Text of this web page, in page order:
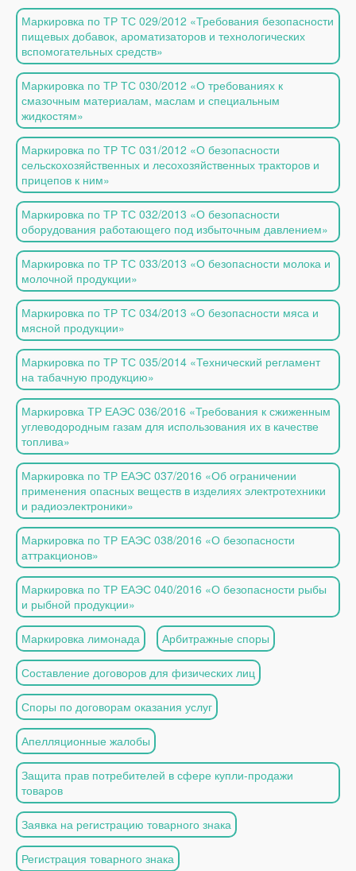
Маркировка по ТР ТС 029/2012 «Требования безопасности
пищевых добавок, ароматизаторов и технологических
вспомогательных средств»
Маркировка по ТР ТС 030/2012 «О требованиях к
смазочным материалам, маслам и специальным
жидкостям»
Маркировка по ТР ТС 031/2012 «О безопасности
сельскохозяйственных и лесохозяйственных тракторов и
прицепов к ним»
Маркировка по ТР ТС 032/2013 «О безопасности
оборудования работающего под избыточным давлением»
Маркировка по ТР ТС 033/2013 «О безопасности молока и
молочной продукции»
Маркировка по ТР ТС 034/2013 «О безопасности мяса и
мясной продукции»
Маркировка по ТР ТС 035/2014 «Технический регламент
на табачную продукцию»
Маркировка ТР ЕАЭС 036/2016 «Требования к сжиженным
углеводородным газам для использования их в качестве
топлива»
Маркировка по ТР ЕАЭС 037/2016 «Об ограничении
применения опасных веществ в изделиях электротехники
и радиоэлектроники»
Маркировка по ТР ЕАЭС 038/2016 «О безопасности
аттракционов»
Маркировка по ТР ЕАЭС 040/2016 «О безопасности рыбы
и рыбной продукции»
Маркировка лимонада Арбитражные споры
Составление договоров для физических лиц
Споры по договорам оказания услуг
Апелляционные жалобы
Защита прав потребителей в сфере купли-продажи
товаров
Заявка на регистрацию товарного знака
Регистрация товарного знака